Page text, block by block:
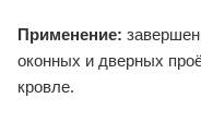
Применение:
оконных и дверных
кровле.